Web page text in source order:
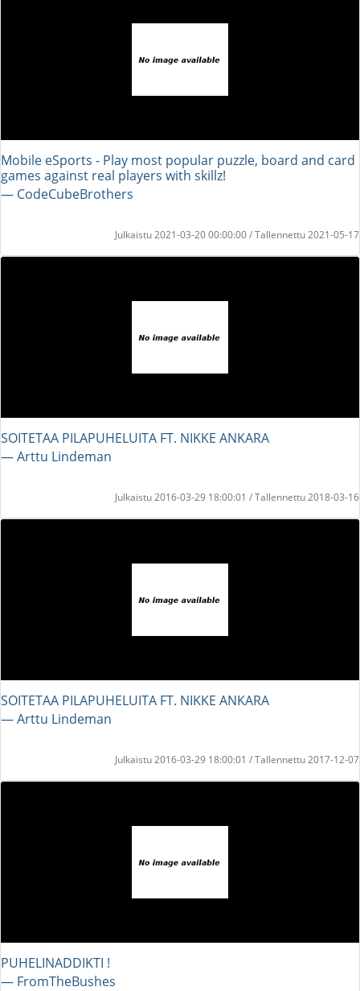
Mobile eSports - Play most popular puzzle, board and card
games against real players with skillz!
― CodeCubeBrothers
Julkaistu 2021-03-20 00:00:00 / Tallennettu 2021-05-17
SOITETAA PILAPUHELUITA FT. NIKKE ANKARA
― Arttu Lindeman
Julkaistu 2016-03-29 18:00:01 / Tallennettu 2018-03-16
SOITETAA PILAPUHELUITA FT. NIKKE ANKARA
― Arttu Lindeman
Julkaistu 2016-03-29 18:00:01 / Tallennettu 2017-12-07
PUHELINADDIKTI !
― FromTheBushes